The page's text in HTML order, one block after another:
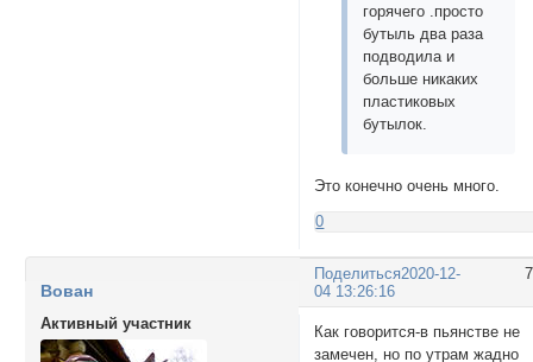
горячего .просто
бутыль два раза
подводила и
больше никаких
пластиковых
бутылок.
Это конечно очень много.
0
Поделиться2020-12-
04 13:26:16
Вован
Активный участник
Как говорится-в пьянстве не
замечен, но по утрам жадно